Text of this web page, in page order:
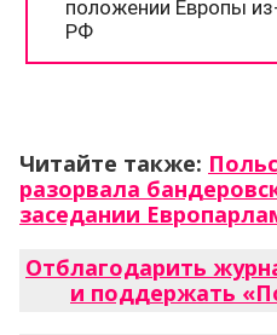
Читайте также:
разорвала
заседании
Отблагодарить
и поддержать